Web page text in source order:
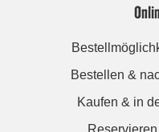
Bestellen &
Kaufen & in